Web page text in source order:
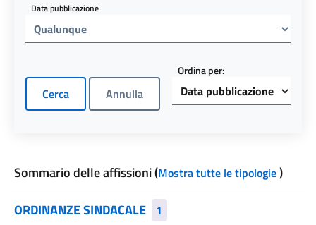
Data pubblicazione
Ordina per:
Sommario delle affissioni(Mostra tutte le tipologie)
ORDINANZE SINDACALE
1